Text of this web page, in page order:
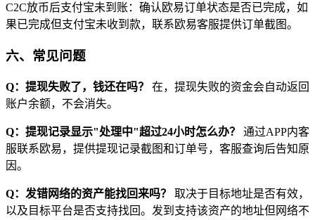
C2C放币后支付宝未到账：确认欧易订单状态是否已完成，如
果已完成但支付宝未收到款，联系欧易客服提供订单截图。
六、常见问题
Q：提现失败了，钱还在吗？
在，提现失败的资金会自动返回
账户余额，不会消失。
Q：提现记录显示"处理中"超过24小时怎么办？
通过APP内客
服联系欧易，提供提现记录截图和订单号，客服查询后告知原
因。
Q：发错网络的资产能找回来吗？
取决于目标地址是否有效，
以及目标平台是否支持找回。发到支持该资产的地址但网络不